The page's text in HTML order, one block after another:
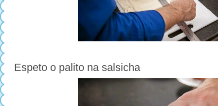
Espeto o palito na salsicha